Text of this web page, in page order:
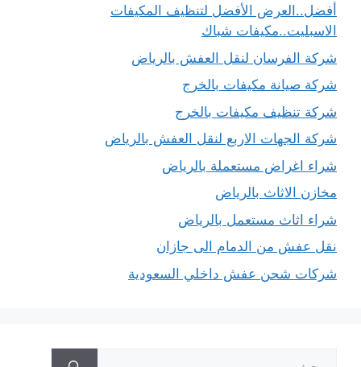
أفضل..العرض الأفضل لتنظيف المكيفات
الاسبليت..مكيفات شباك
شركة الفرسان لنقل العفش بالرياض
شركة صيانة مكيفات بالخرج
شركة تنظيف مكيفات بالخرج
شركة الجهات الاربع لنقل العفش بالرياض
شراء اغراض مستعملة بالرياض
مخازن الاثاث بالرياض
شراء اثاث مستعمل بالرياض
نقل عفش من الدمام الى جازان
شركات شحن عفش داخلي السعودية